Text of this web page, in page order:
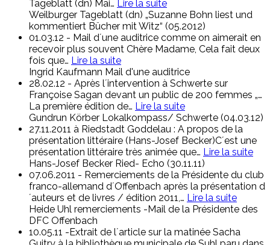
Tageblatt (dn) Mai… Lire la suite
Weilburger Tageblatt (dn) „Suzanne Bohn liest und
kommentiert Bücher mit Witz“ (05.2012)
01.03.12 - Mail d´une auditrice comme on aimerait en
recevoir plus souvent Chère Madame, Cela fait deux
fois que… Lire la suite
Ingrid Kaufmann Mail d'une auditrice
28.02.12 - Après l´intervention à Schwerte sur
Françoise Sagan devant un public de 200 femmes „…
La première édition de… Lire la suite
Gundrun Körber Lokalkompass/ Schwerte (04.03.12)
27.11.2011 à Riedstadt Goddelau : A propos de la
présentation littéraire (Hans-Josef Becker)C´est une
présentation littéraire très animée que… Lire la suite
Hans-Josef Becker Ried- Echo (30.11.11)
07.06.2011 - Remerciements de la Présidente du club
franco-allemand d´Offenbach après la présentation d
´auteurs et de livres / édition 2011,… Lire la suite
Heide Uhl remerciements -Mail de la Présidente des
DFC Offenbach
10.05.11 -Extrait de l´article sur la matinée Sacha